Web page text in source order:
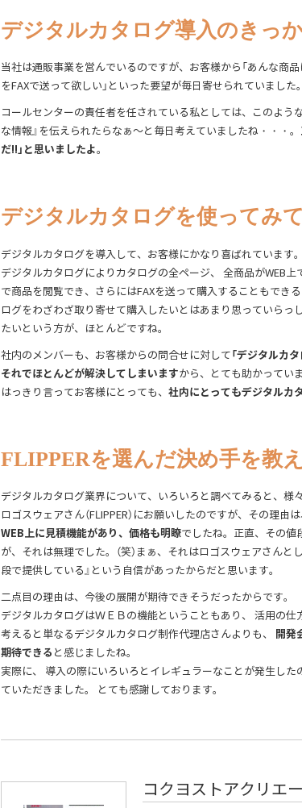
デジタルカタログ導入のきっ
当社は通販事業を営んでいるのですが、お客様から「あんな商
をFAXで送って欲しい」といった要望が毎日寄せられていました。
コールセンターの責任者を任されている私としては、このよう
な情報』を伝えられたらなぁ～と毎日考えていましたね・・・。
だ!!」と思いましたよ。
デジタルカタログを使ってみ
デジタルカタログを導入して、お客様にかなり喜ばれています。
デジタルカタログによりカタログの全ページ、 全商品がWEB
で商品を閲覧でき、さらにはFAXを送って購入することもでき
ログをわざわざ取り寄せて購入したいとはあまり思っていら
たいという方が、ほとんどですね。
社内のメンバーも、お客様からの問合せに対して 「デジタルカ
それでほとんどが解決してしまいますから、とても助かっていま
はっきり言ってお客様にとっても、 社内にとってもデジタルカ
FLIPPERを選んだ決め手を教
デジタルカタログ業界について、いろいろと調べてみると、様
ロゴスウェアさん（FLIPPER）にお願いしたのですが、その理由
WEB上に見積機能があり、価格も明瞭でしたね。正直、その値
が、それは無理でした。（笑）まぁ、それはロゴスウェアさん
段で提供している』という自信があったからだと思います。
二点目の理由は、今後の展開が期待できそうだったからです。
デジタルカタログはＷＥＢの機能ということもあり、 活用の
考えると単なるデジタルカタログ制作代理店さんよりも、
開発
期待できる と感じましたね。
実際に、 導入の際にいろいろとイレギュラーなことが発生し
ていただきました。 とても感謝しております。
コクヨストアクリエ